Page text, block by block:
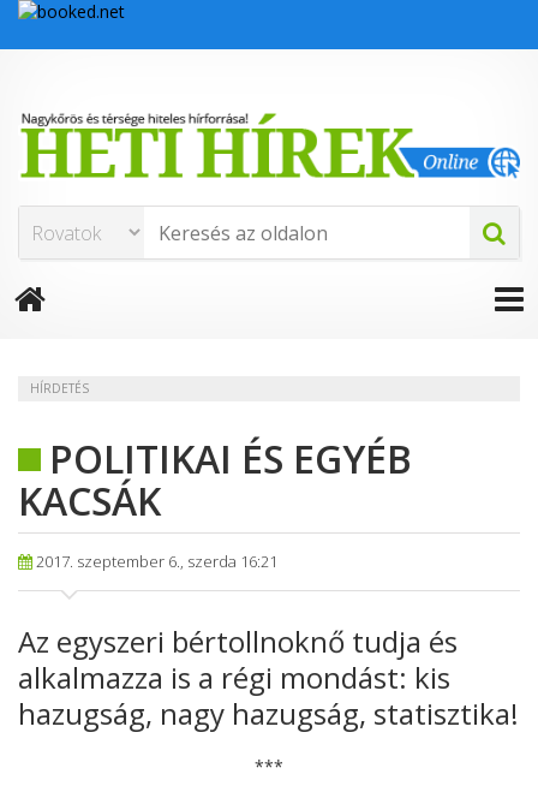
HÍRDETÉS
POLITIKAI ÉS EGYÉB
KACSÁK
2017. szeptember 6., szerda 16:21
Az egyszeri bértollnoknő tudja és
alkalmazza is a régi mondást: kis
hazugság, nagy hazugság, statisztika!
***